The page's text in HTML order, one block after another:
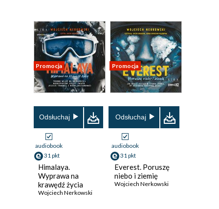
Promocja
Odsłuchaj
audiobook
31 pkt
Himalaya.
Wyprawa na
krawędź życia
Wojciech Nerkowski
Promocja
Odsłuchaj
audiobook
31 pkt
Everest. Poruszę
niebo i ziemię
Wojciech Nerkowski